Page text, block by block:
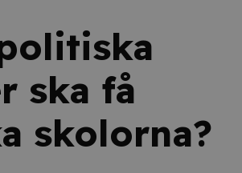
ska få
skolorna?